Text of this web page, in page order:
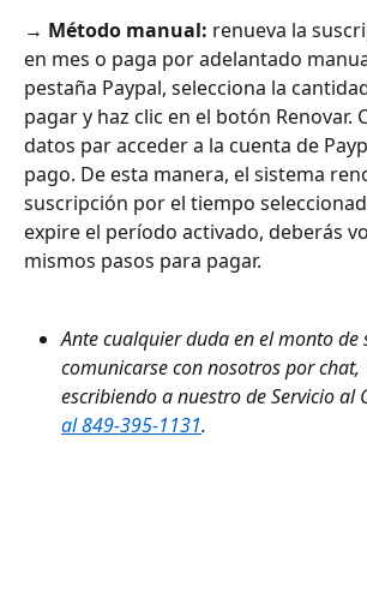
→ Método manual: renueva la
en mes o paga por adelantado
pestaña Paypal, selecciona la
pagar y haz clic en el botón Renovar.
datos par acceder a la cuenta de
pago. De esta manera, el sistema
suscripción por el tiempo
expire el período activado, deberás
mismos pasos para pagar.
Ante cualquier duda en el monto de
comunicarse con nosotros por chat,
escribiendo a nuestro de Servicio al
al 849-395-1131.